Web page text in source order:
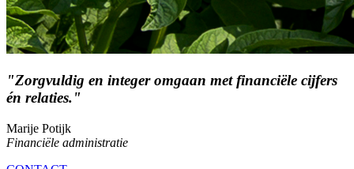
"Zorgvuldig en integer omgaan met financiële cijfers
én relaties."
Marije Potijk
Financiële administratie